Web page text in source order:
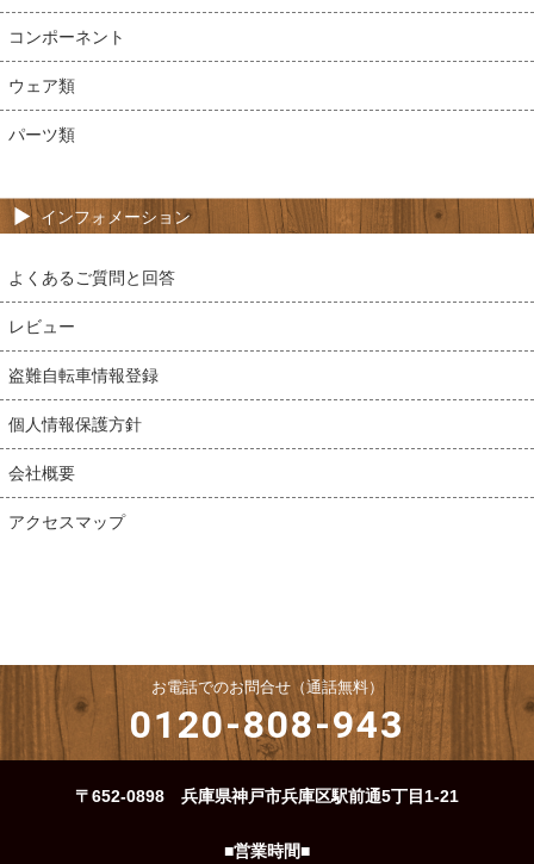
コンポーネント
ウェア類
パーツ類
インフォメーション
よくあるご質問と回答
レビュー
盗難自転車情報登録
個人情報保護方針
会社概要
アクセスマップ
お電話でのお問合せ（通話無料）
0120-808-943
〒652-0898 兵庫県神戸市兵庫区駅前通5丁目1-21
■営業時間■